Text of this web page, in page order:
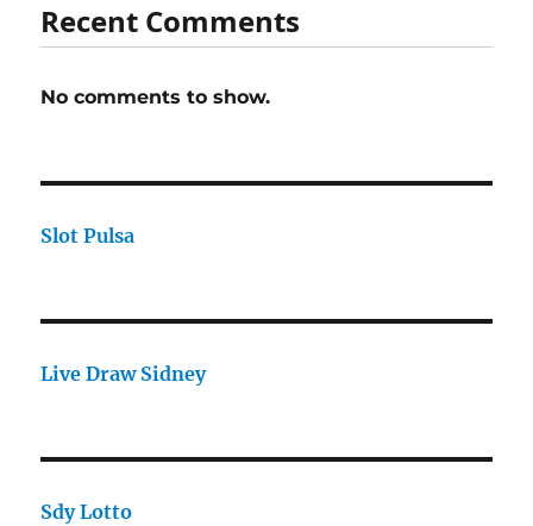
Recent Comments
No comments to show.
Slot Pulsa
Live Draw Sidney
Sdy Lotto